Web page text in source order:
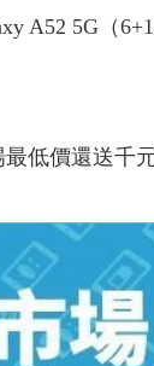
A52 5G（
低價還送千